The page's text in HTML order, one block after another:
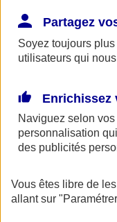
Partagez
Soyez toujours
utilisateurs qui
Enrichissez
Naviguez selon
personnalisation
des publicités
Vous êtes libre de
allant sur